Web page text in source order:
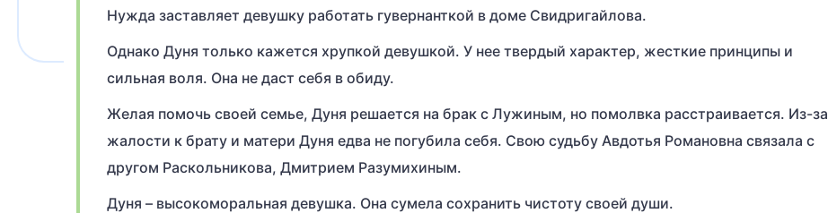
Нужда заставляет девушку работать гувернанткой в доме Свидригайлова.
Однако Дуня только кажется хрупкой девушкой. У нее твердый характер, жесткие принципы и
сильная воля. Она не даст себя в обиду.
Желая помочь своей семье, Дуня решается на брак с Лужиным, но помолвка расстраивается. Из-за
жалости к брату и матери Дуня едва не погубила себя. Свою судьбу Авдотья Романовна связала с
другом Раскольникова, Дмитрием Разумихиным.
Дуня – высокоморальная девушка. Она сумела сохранить чистоту своей души.